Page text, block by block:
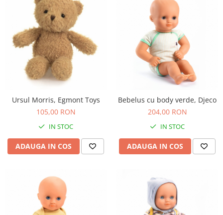
Ursul Morris, Egmont Toys
105,00 RON
IN STOC
ADAUGA IN COS
Bebelus cu body verde, Djeco
204,00 RON
IN STOC
ADAUGA IN COS